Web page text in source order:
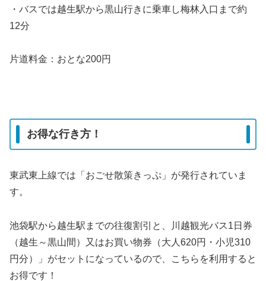
・バスでは越生駅から黒山行きに乗車し梅林入口まで約
12分
片道料金：おとな200円
お得な行き方！
東武東上線では「おごせ散策きっぷ」が発行されていま
す。
池袋駅から越生駅までの往復割引と、川越観光バス1日券
（越生～黒山間）又はお買い物券（大人620円・小児310
円分）」がセットになっているので、こちらを利用すると
お得です！